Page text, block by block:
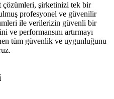
çözümleri, şirketinizi tek bir
profesyonel ve güvenilir
ile verilerizin güvenli bir
ve performansını artırmayı
tüm güvenlik ve uygunluğunu